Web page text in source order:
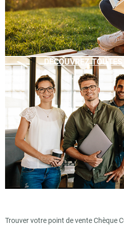
DÉCOUVREZ
Trouver votre point de vente Chèque